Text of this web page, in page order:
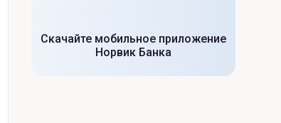
Скачайте мобильное приложение
Норвик Банка